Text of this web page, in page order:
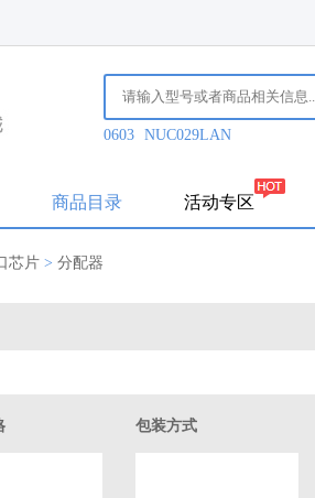
0603 NUC029LAN
商品目录 活动专区
芯片 > 分配器
包装方式